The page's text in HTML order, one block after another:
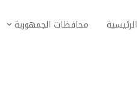
الرئيسية محافظات الجمهورية